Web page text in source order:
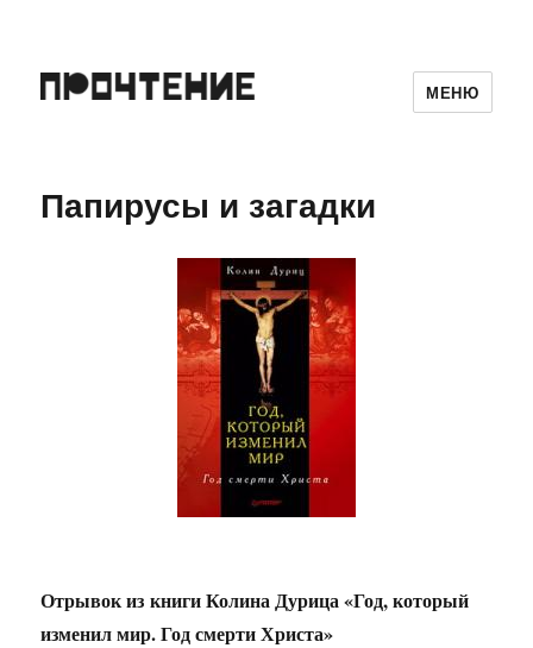
МЕНЮ
Папирусы и загадки
Отрывок из книги Колина Дурица «Год, который
изменил мир. Год смерти Христа»